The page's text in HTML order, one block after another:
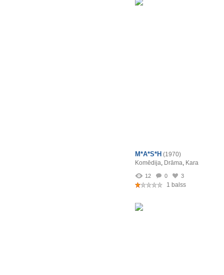
M*A*S*H (1970)
Komēdija, Drāma, Kara
12 0 3
1 balss